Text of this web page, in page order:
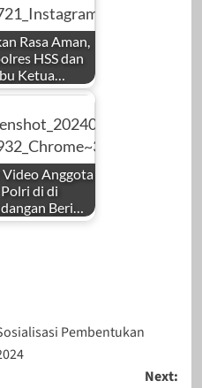
Rasa Aman,
HSS dan
Ketua…
Anggota
Polri di di
Beri…
Pembentukan
Next: